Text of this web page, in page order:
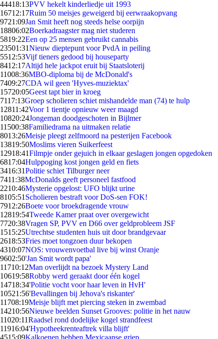
44418:13PVV hekelt kinderliedje uit 1993
16712:17Ruim 50 meisjes geweigerd bij eerwraakopvang
9721:09Jan Smit heeft nog steeds helse oorpijn
18806:02Boerkadraagster mag niet studeren
5819:22Een op 25 mensen gebruikt cannabis
23501:31Nieuw dieptepunt voor PvdA in peiling
5512:53Vijf tieners gedood bij houseparty
8412:17Altijd hele jackpot eruit bij Staatsloterij
11008:36MBO-diploma bij de McDonald's
7409:27CDA wil geen 'Hyves-muziektax'
15720:05Geest tapt bier in kroeg
7117:13Groep scholieren schiet mishandelde man (74) te hulp
12811:42Voor 1 tientje opnieuw weer maagd
10820:24Jongeman doodgeschoten in Bijlmer
11500:38Familiedrama na uitmaken relatie
8013:26Meisje pleegt zelfmoord na pesterijen Facebook
13819:50Moslims vieren Suikerfeest
12918:41Filmpje onder gejuich in elkaar geslagen jongen opgedoken
6817:04Hulppoging kost jongen geld en fiets
3416:31Politie schiet Tilburger neer
7411:38McDonalds geeft personeel fastfood
2210:46Mysterie opgelost: UFO blijkt urine
8105:51 Scholieren bestraft voor DoS-sen FOK!
7912:26Boete voor broekdragende vrouw
12819:54Tweede Kamer praat over overgewicht
7720:38Vragen SP, PVV en D66 over geldprobleem JSF
1515:25Utrechtse studenten huis uit door brandgevaar
2618:53Fries moet tongzoen duur bekopen
4310:07NOS: vrouwenvoetbal live bij winst Oranje
9602:50'Jan Smit wordt papa'
11710:12Man overlijdt na bezoek Mystery Land
10619:58Robby werd geraakt door één kogel
14718:34'Politie vocht voor haar leven in HvH'
10521:56'Bevallingen bij Jehova's riskanter'
11708:19Meisje blijft met piercing steken in zwembad
14210:56Nieuwe beelden Sunset Grooves: politie in het nauw
11020:11Raadsel rond dodelijke kogel strandfeest
11916:04'Hypotheekrenteaftrek villa blijft'
4515:09Kalkoenen hebben Mexicaanse griep